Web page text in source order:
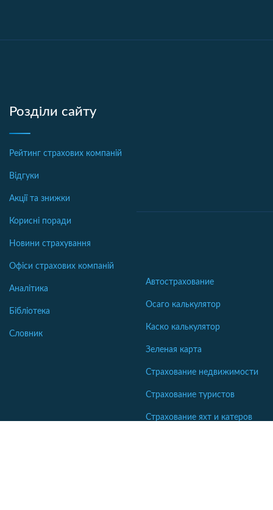
Розділи сайту
Рейтинг страхових компаній
Відгуки
Акції та знижки
Корисні поради
Новини страхування
Офіси страхових компаній
Аналітика
Бібліотека
Словник
Автострахование
Осаго калькулятор
Каско калькулятор
Зеленая карта
Страхование недвижимости
Страхование туристов
Страхование яхт и катеров